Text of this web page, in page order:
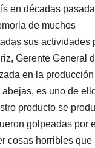
en décadas
de muchos
sus actividades
Gerente General
en la
es uno de
producto se
golpeadas por
cosas horribles que